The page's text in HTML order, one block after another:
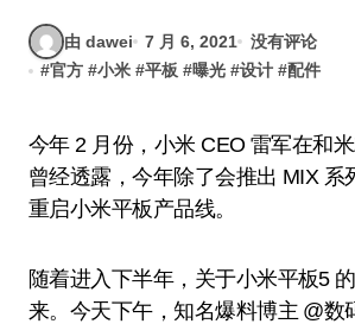
由 dawei 7 月 6, 2021
没有评论
#官方 #小米 #平板 #曝光 #设计 #配件
今年 2 月份，小米 CEO 雷军在和米粉互动的时候就
曾经透露，今年除了会推出 MIX 系
重启小米平板产品线。
随着进入下半年，关于小米平板5
来。今天下午，知名爆料博主 @数